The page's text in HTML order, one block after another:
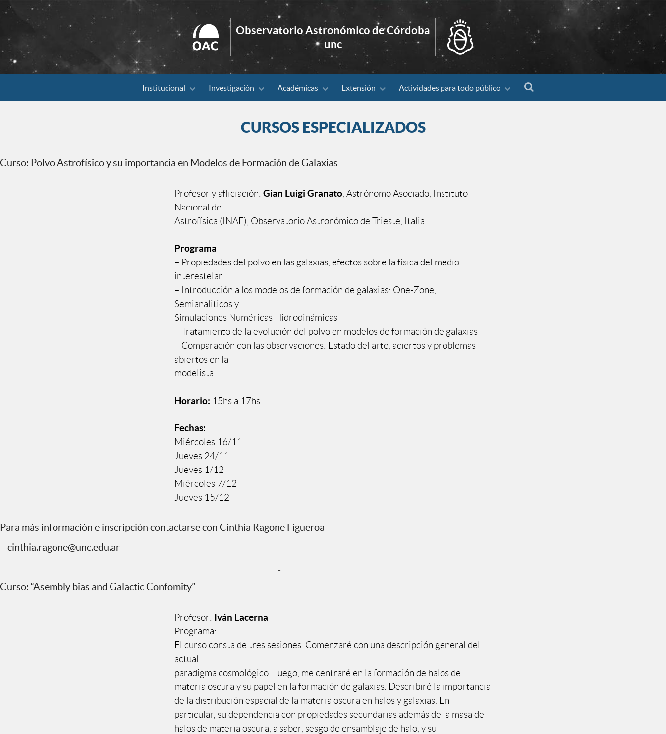
Observatorio Astronómico de Córdoba
unc
Institucional Investigación Académicas Extensión Actividades para todo público
Search
CURSOS ESPECIALIZADOS
Curso: Polvo Astrofísico y su importancia en Modelos de Formación de Galaxias
Profesor y afliciación: Gian Luigi Granato , Astrónomo Asociado, Instituto
Nacional de
Astrofísica (INAF), Observatorio Astronómico de Trieste, Italia.
Programa
– Propiedades del polvo en las galaxias, efectos sobre la física del medio
interestelar
– Introducción a los modelos de formación de galaxias: One-Zone,
Semianaliticos y
Simulaciones Numéricas Hidrodinámicas
– Tratamiento de la evolución del polvo en modelos de formación de galaxias
– Comparación con las observaciones: Estado del arte, aciertos y problemas
abiertos en la
modelista
Horario: 15hs a 17hs
Fechas:
Miércoles 16/11
Jueves 24/11
Jueves 1/12
Miércoles 7/12
Jueves 15/12
Para más información e inscripción contactarse con Cinthia Ragone Figueroa
– cinthia.ragone@unc.edu.ar
______________________________________________________________________₋
Curso: “Asembly bias and Galactic Confomity”
Profesor: Iván Lacerna
Programa:
El curso consta de tres sesiones. Comenzaré con una descripción general del
actual
paradigma cosmológico. Luego, me centraré en la formación de halos de
materia oscura y su papel en la formación de galaxias. Describiré la importancia
de la distribución espacial de la materia oscura en halos y galaxias. En
particular, su dependencia con propiedades secundarias además de la masa de
halos de materia oscura, a saber, sesgo de ensamblaje de halo, y su